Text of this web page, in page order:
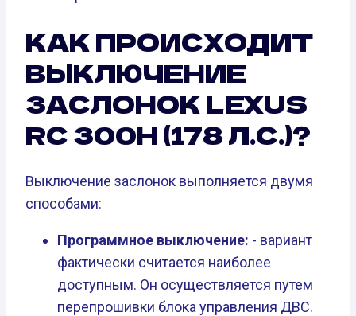
КАК ПРОИСХОДИТ
ВЫКЛЮЧЕНИЕ
ЗАСЛОНОК LEXUS
RC 300H (178 Л.С.)?
Выключение заслонок выполняется двумя
способами:
Программное выключение: - вариант
фактически считается наиболее
доступным. Он осуществляется путем
перепрошивки блока управления ДВС.